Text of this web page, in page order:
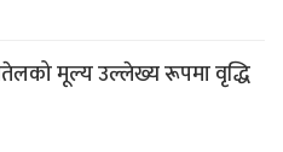
मूल्य उल्लेख्य रूपमा वृद्धि